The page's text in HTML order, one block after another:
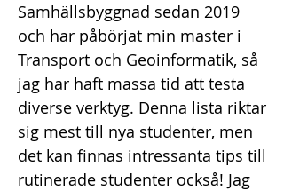
Samhällsbyggnad sedan 2019
och har påbörjat min master i
Transport och Geoinformatik, så
jag har haft massa tid att testa
diverse verktyg. Denna lista riktar
sig mest till nya studenter, men
det kan finnas intressanta tips till
rutinerade studenter också! Jag